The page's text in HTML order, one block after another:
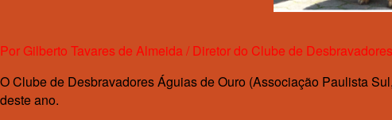
Por Gilberto Tavares de Almeida / Diretor do Clube de
O Clube de Desbravadores Águias de Ouro (Associação Paulista
deste ano.